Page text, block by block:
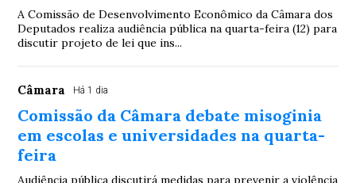
A Comissão de Desenvolvimento Econômico da Câmara dos
Deputados realiza audiência pública na quarta-feira (12) para
discutir projeto de lei que ins...
Câmara Há 1 dia
Comissão da Câmara debate misoginia
em escolas e universidades na quarta-
feira
Audiência pública discutirá medidas para prevenir a violência